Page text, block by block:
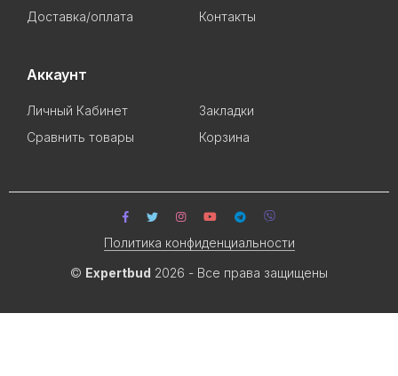
Доставка/оплата
Контакты
Аккаунт
Личный Кабинет
Закладки
Сравнить товары
Корзина
© Expertbud 2026 - Все права защищены
Политика конфиденциальности